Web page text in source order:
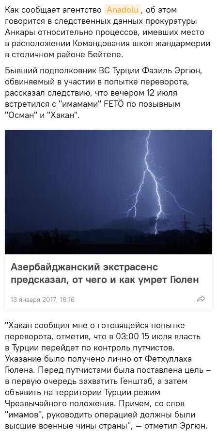
Как сообщает агентство Anadolu , об этом
говорится в следственных данных прокуратуры
Анкары относительно процессов, имевших место
в расположении Командования школ жандармерии
в столичном районе Бейтепе.
Бывший подполковник ВС Турции Фазиль Эргюн,
обвиняемый в участии в попытке переворота,
рассказал следствию, что вечером 12 июля
встретился с "имамами" FETÖ по позывным
"Осман" и "Хакан".
Азербайджанский экстрасенс
предсказал, от чего и как умрет Гюлен
13 января 2017, 16:16
"Хакан сообщил мне о готовящейся попытке
переворота, отметив, что в 03:00 15 июля власть
в Турции перейдет по контроль путчистов.
Указание было получено лично от Фетхуллаха
Гюлена. Перед путчистами была поставлена цель –
в первую очередь захватить Генштаб, а затем
объявить на территории Турции режим
Чрезвычайного положения. Причем, со слов
"имамов", руководить операцией должны были
высшие военные чины страны", — отметил Эргюн.